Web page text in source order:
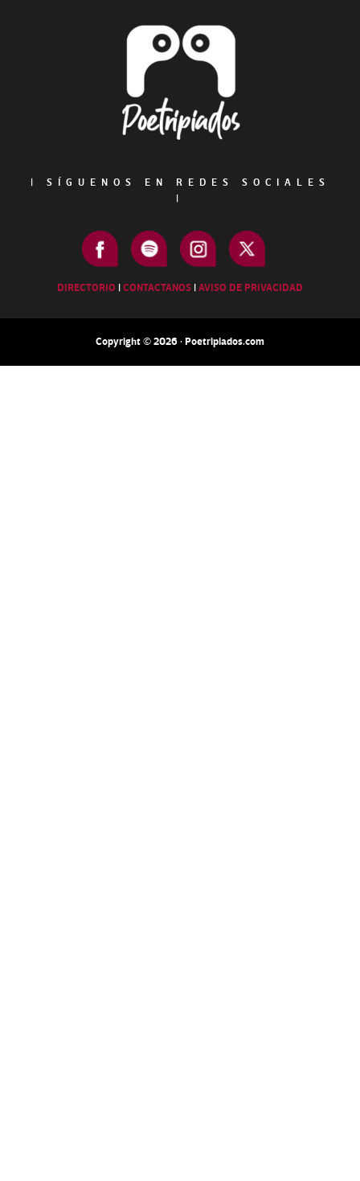
|
SÍGUENOS EN REDES SOCIALES
|
DIRECTORIO |CONTACTANOS |AVISO DE PRIVACIDAD
Copyright © 2026 · Poetripiados.com